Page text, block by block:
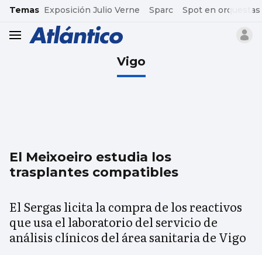
common.go-to-content
Temas Exposición Julio Verne Sparc Spot en orquestas
header.menu.open
Vigo
El Meixoeiro estudia los
trasplantes compatibles
El Sergas licita la compra de los reactivos
que usa el laboratorio del servicio de
análisis clínicos del área sanitaria de Vigo